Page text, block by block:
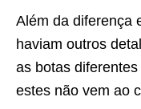
Além da diferença
haviam outros
as botas
estes não vem ao